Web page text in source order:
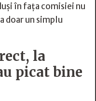
în fața comisiei nu
doar un simplu
la
picat bine